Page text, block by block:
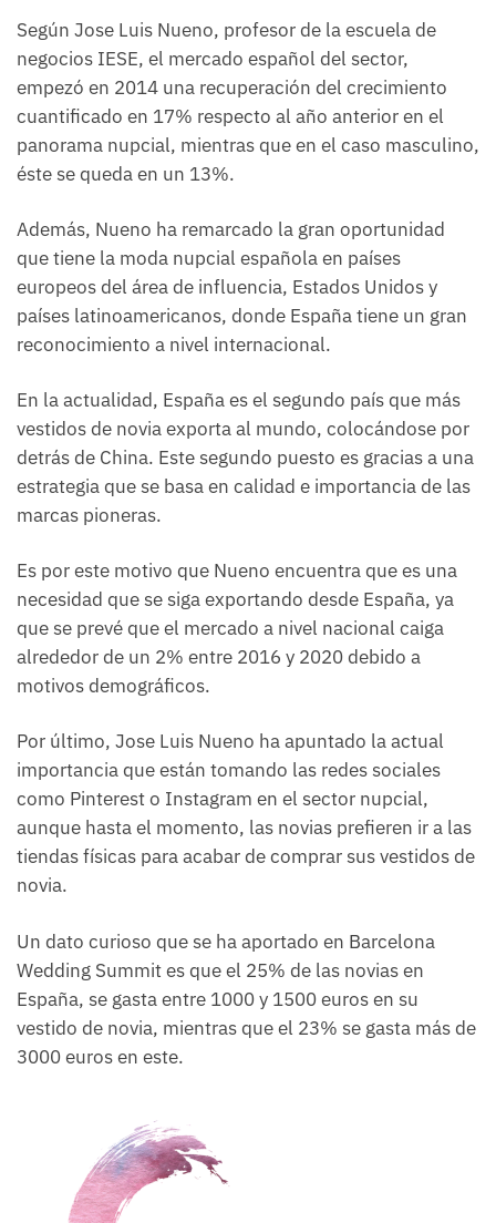
Según Jose Luis Nueno, profesor de la escuela de
negocios IESE, el mercado español del sector,
empezó en 2014 una recuperación del crecimiento
cuantificado en 17% respecto al año anterior en el
panorama nupcial, mientras que en el caso masculino,
éste se queda en un 13%.
Además, Nueno ha remarcado la gran oportunidad
que tiene la moda nupcial española en países
europeos del área de influencia, Estados Unidos y
países latinoamericanos, donde España tiene un gran
reconocimiento a nivel internacional.
En la actualidad, España es el segundo país que más
vestidos de novia exporta al mundo, colocándose por
detrás de China. Este segundo puesto es gracias a una
estrategia que se basa en calidad e importancia de las
marcas pioneras.
Es por este motivo que Nueno encuentra que es una
necesidad que se siga exportando desde España, ya
que se prevé que el mercado a nivel nacional caiga
alrededor de un 2% entre 2016 y 2020 debido a
motivos demográficos.
Por último, Jose Luis Nueno ha apuntado la actual
importancia que están tomando las redes sociales
como Pinterest o Instagram en el sector nupcial,
aunque hasta el momento, las novias prefieren ir a las
tiendas físicas para acabar de comprar sus vestidos de
novia.
Un dato curioso que se ha aportado en Barcelona
Wedding Summit es que el 25% de las novias en
España, se gasta entre 1000 y 1500 euros en su
vestido de novia, mientras que el 23% se gasta más de
3000 euros en este.